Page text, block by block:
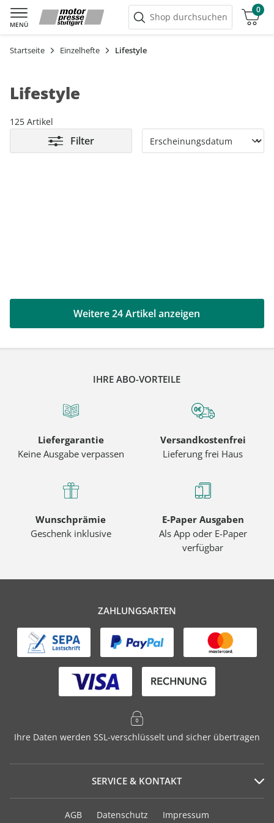
MENÜ
Shop durchsuchen
0
Warenkorb
Startseite Einzelhefte Lifestyle
Lifestyle
125 Artikel
Filter
Weitere 24 Artikel anzeigen
IHRE ABO-VORTEILE
Liefergarantie
Keine Ausgabe verpassen
Versandkostenfrei
Lieferung frei Haus
Wunschprämie
Geschenk inklusive
E-Paper Ausgaben
Als App oder E-Paper
verfügbar
ZAHLUNGSARTEN
Ihre Daten werden SSL-verschlüsselt und sicher übertragen
SERVICE & KONTAKT
Serviceportal
AGB Datenschutz Impressum